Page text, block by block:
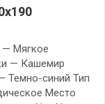
Мягкое
— Кашемир
Темно-синий Тип
Место